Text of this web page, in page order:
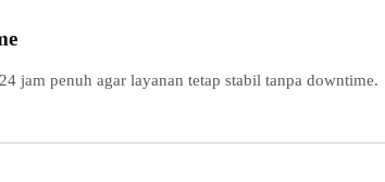
jam penuh agar layanan tetap stabil tanpa downtime.